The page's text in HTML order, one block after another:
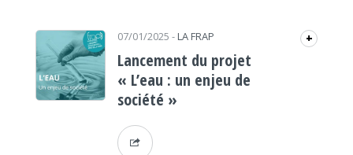
07/01/2025- LA FRAP +
Lancement du projet
« L’eau : un enjeu de
société »